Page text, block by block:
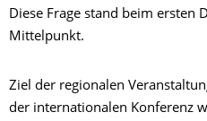
Diese Frage stand beim ersten
Mittelpunkt.
Ziel der regionalen
der internationalen Konferenz